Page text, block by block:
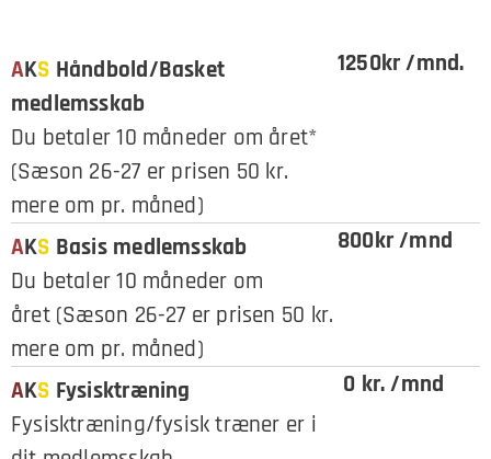
AKS Håndbold/Basket
medlemsskab
Du betaler 10 måneder om året*
(Sæson 26-27 er prisen 50 kr.
mere om pr. måned)
1250kr /mnd.
AKS Basis medlemsskab
Du betaler 10 måneder om
året (Sæson 26-27 er prisen 50 kr.
mere om pr. måned)
800kr /mnd
AKS Fysisktræning
Fysisktræning/fysisk træner er i
0 kr. /mnd